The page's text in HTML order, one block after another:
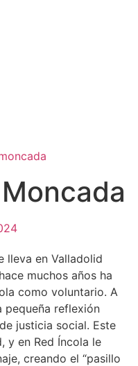
lleva en Valladolid
muchos años ha
como voluntario. A
pequeña reflexión
justicia social. Este
y en Red Íncola le
creando el “pasillo